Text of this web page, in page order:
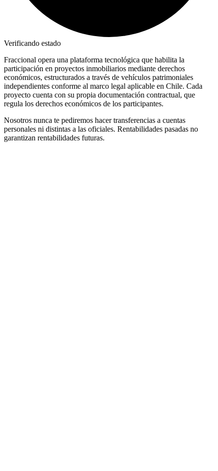
Verificando estado
Fraccional opera una plataforma tecnológica que habilita la
participación en proyectos inmobiliarios mediante derechos
económicos, estructurados a través de vehículos patrimoniales
independientes conforme al marco legal aplicable en Chile. Cada
proyecto cuenta con su propia documentación contractual, que
regula los derechos económicos de los participantes.
Nosotros nunca te pediremos hacer transferencias a cuentas
personales ni distintas a las oficiales. Rentabilidades pasadas no
garantizan rentabilidades futuras.